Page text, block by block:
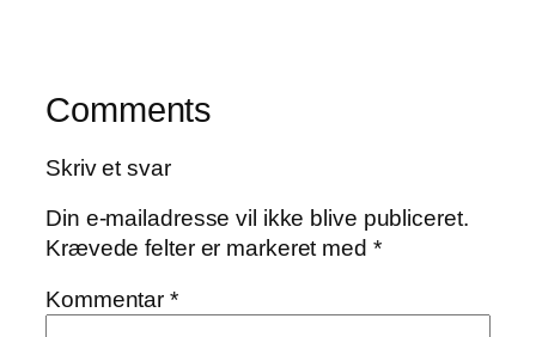
Comments
Skriv et svar
Din e-mailadresse vil ikke blive publiceret.
Krævede felter er markeret med *
Kommentar*